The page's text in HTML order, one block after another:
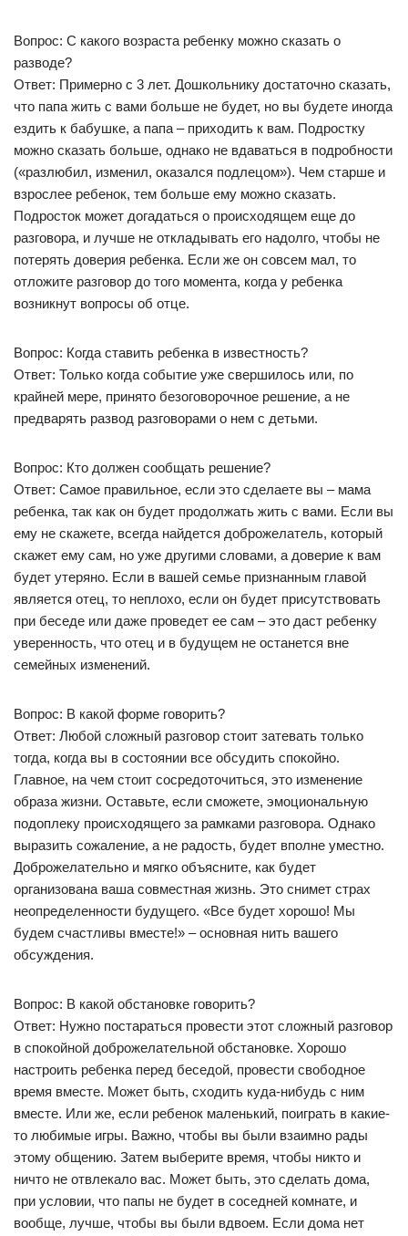
Вопрос: С какого возраста ребенку можно сказать о
разводе?
Ответ: Примерно с 3 лет. Дошкольнику достаточно сказать,
что папа жить с вами больше не будет, но вы будете иногда
ездить к бабушке, а папа – приходить к вам. Подростку
можно сказать больше, однако не вдаваться в подробности
(«разлюбил, изменил, оказался подлецом»). Чем старше и
взрослее ребенок, тем больше ему можно сказать.
Подросток может догадаться о происходящем еще до
разговора, и лучше не откладывать его надолго, чтобы не
потерять доверия ребенка. Если же он совсем мал, то
отложите разговор до того момента, когда у ребенка
возникнут вопросы об отце.
Вопрос: Когда ставить ребенка в известность?
Ответ: Только когда событие уже свершилось или, по
крайней мере, принято безоговорочное решение, а не
предварять развод разговорами о нем с детьми.
Вопрос: Кто должен сообщать решение?
Ответ: Самое правильное, если это сделаете вы – мама
ребенка, так как он будет продолжать жить с вами. Если вы
ему не скажете, всегда найдется доброжелатель, который
скажет ему сам, но уже другими словами, а доверие к вам
будет утеряно. Если в вашей семье признанным главой
является отец, то неплохо, если он будет присутствовать
при беседе или даже проведет ее сам – это даст ребенку
уверенность, что отец и в будущем не останется вне
семейных изменений.
Вопрос: В какой форме говорить?
Ответ: Любой сложный разговор стоит затевать только
тогда, когда вы в состоянии все обсудить спокойно.
Главное, на чем стоит сосредоточиться, это изменение
образа жизни. Оставьте, если сможете, эмоциональную
подоплеку происходящего за рамками разговора. Однако
выразить сожаление, а не радость, будет вполне уместно.
Доброжелательно и мягко объясните, как будет
организована ваша совместная жизнь. Это снимет страх
неопределенности будущего. «Все будет хорошо! Мы
будем счастливы вместе!» – основная нить вашего
обсуждения.
Вопрос: В какой обстановке говорить?
Ответ: Нужно постараться провести этот сложный разговор
в спокойной доброжелательной обстановке. Хорошо
настроить ребенка перед беседой, провести свободное
время вместе. Может быть, сходить куда-нибудь с ним
вместе. Или же, если ребенок маленький, поиграть в какие-
то любимые игры. Важно, чтобы вы были взаимно рады
этому общению. Затем выберите время, чтобы никто и
ничто не отвлекало вас. Может быть, это сделать дома,
при условии, что папы не будет в соседней комнате, и
вообще, лучше, чтобы вы были вдвоем. Если дома нет